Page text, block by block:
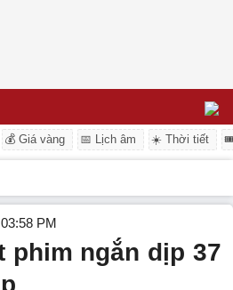
💰 Giá vàng 📅 Lịch âm ☀️ Thời tiết
PM
phim ngắn dịp 37